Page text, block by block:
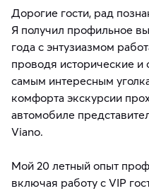
Дорогие гости, рад
Я получил профильное
года с энтузиазмом
проводя исторические
самым интересным
комфорта экскурсии
автомобиле
Viano.
Мой 20 летный опыт
включая работу с VIP